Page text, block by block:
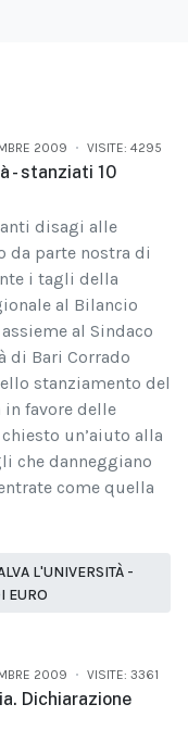
2009 VISITE: 4295
- stanziati 10
disagi alle
da parte nostra di
i tagli della
al Bilancio
al Sindaco
di Bari Corrado
stanziamento del
favore delle
un’aiuto alla
che danneggiano
come quella
L'UNIVERSITÀ -
EURO
2009 VISITE: 3361
Dichiarazione